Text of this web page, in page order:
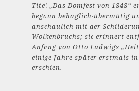
Titel „Das Domfest von 1848“
begann behaglich-übermütig
anschaulich mit der
Wolkenbruchs; sie erinnert
Anfang von Otto Ludwigs
einige Jahre später erstmals in
erschien.